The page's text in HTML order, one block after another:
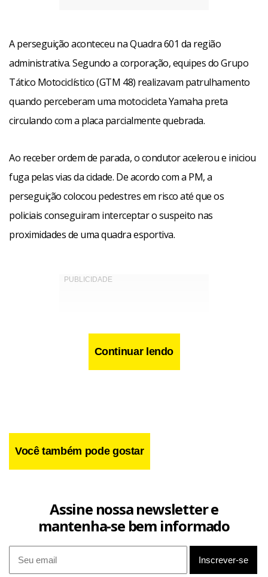
A perseguição aconteceu na Quadra 601 da região
administrativa. Segundo a corporação, equipes do Grupo
Tático Motociclístico (GTM 48) realizavam patrulhamento
quando perceberam uma motocicleta Yamaha preta
circulando com a placa parcialmente quebrada.
Ao receber ordem de parada, o condutor acelerou e iniciou
fuga pelas vias da cidade. De acordo com a PM, a
perseguição colocou pedestres em risco até que os
policiais conseguiram interceptar o suspeito nas
proximidades de uma quadra esportiva.
sinais de adulteração no veículo. As numerações do chassi e
identificação regular da moto.
Continuar lendo
Você também pode gostar
Assine nossa newsletter e
mantenha-se bem informado